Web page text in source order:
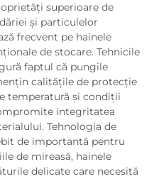
superioare de
și particulelor
frecvent pe hainele
de stocare. Tehnicile
faptul că pungile
calitățile de protecție
temperatură și condiții
integritatea
Tehnologia de
de importantă pentru
de mireasă, hainele
delicate care necesită